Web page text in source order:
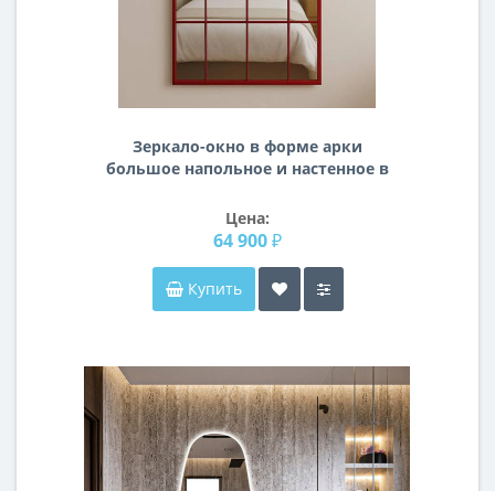
Зеркало-окно в форме арки
большое напольное и настенное в
Цена:
64 900 ₽
Купить